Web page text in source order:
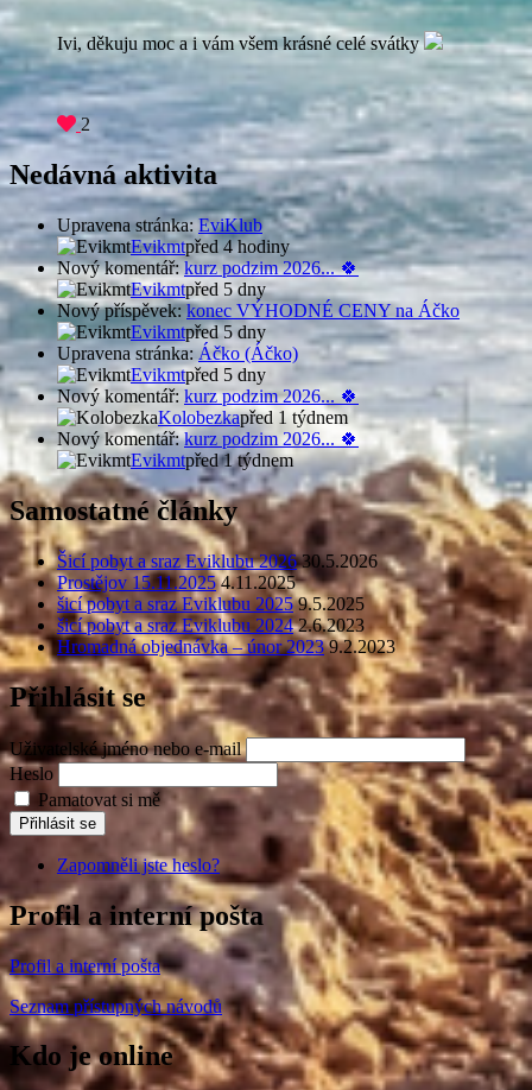
Ivi, děkuju moc a i vám všem krásné celé svátky
2
Nedávná aktivita
Upravena stránka:EviKlub
Evikmtpřed 4 hodiny
Nový komentář:kurz podzim 2026... 🍀
Evikmtpřed 5 dny
Nový příspěvek:konec VÝHODNÉ CENY na Áčko
Evikmtpřed 5 dny
Upravena stránka:Áčko (Áčko)
Evikmtpřed 5 dny
Nový komentář: kurz podzim 2026... 🍀
Kolobezkapřed 1 týdnem
Nový komentář:kurz podzim 2026... 🍀
Evikmtpřed 1 týdnem
Samostatné články
Šicí pobyt a sraz Eviklubu 2026 30.5.2026
Prostějov 15.11.2025 4.11.2025
šicí pobyt a sraz Eviklubu 2025 9.5.2025
šicí pobyt a sraz Eviklubu 2024 2.6.2023
Hromadná objednávka – únor 2023 9.2.2023
Přihlásit se
Uživatelské jméno nebo e-mail
Heslo
Pamatovat si mě
Přihlásit se
Zapomněli jste heslo?
Profil a interní pošta
Profil a interní pošta
Seznam přístupných návodů
Kdo je online